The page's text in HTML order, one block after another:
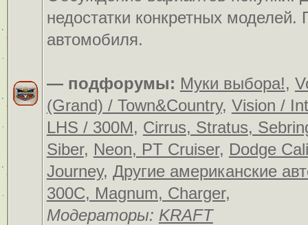
недостатки конкретных
автомобиля.
— подфорумы: Муки выбора!,
(Grand) / Town&Country, Vision /
LHS / 300M, Cirrus, Stratus,
Siber, Neon, PT Cruiser, Dodge
Journey, Другие американские
300C, Magnum, Charger,
Модераторы: KRAFT